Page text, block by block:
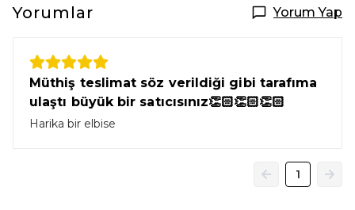
Yorumlar Yorum Yap
Müthiş teslimat söz verildiği gibi tarafıma
ulaştı büyük bir satıcısınız👏🏻👏🏻👏🏻
Harika bir elbise
1